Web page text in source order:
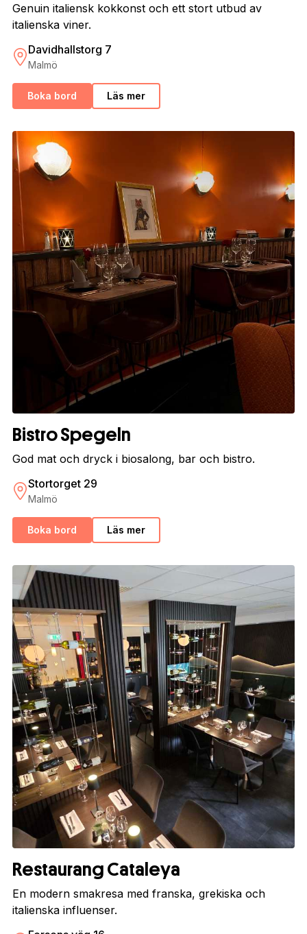
Genuin italiensk kokkonst och ett stort utbud av
italienska viner.
Davidhallstorg 7
Malmö
Boka bord Läs mer
Bistro Spegeln
God mat och dryck i biosalong, bar och bistro.
Stortorget 29
Malmö
Boka bord Läs mer
Restaurang Cataleya
En modern smakresa med franska, grekiska och
italienska influenser.